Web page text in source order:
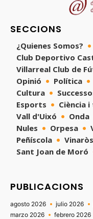
SECCIONS
¿Quienes Somos?
Club Deportivo
Villarreal Club de
Opinió
Política
Cultura
Esports
Ciència
Vall d'Uixó
Onda
Nules
Orpesa
Peñíscola
Vinaròs
Sant Joan de Moró
PUBLICACIONS
agosto 2026 julio 2026
marzo 2026
febrero 2026